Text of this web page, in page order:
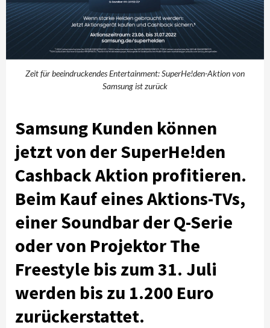
Zeit für beeindruckendes Entertainment: SuperHe!den-Aktion von
Samsung ist zurück
Samsung Kunden können
jetzt von der SuperHe!den
Cashback Aktion profitieren.
Beim Kauf eines Aktions-TVs,
einer Soundbar der Q-Serie
oder von Projektor The
Freestyle bis zum 31. Juli
werden bis zu 1.200 Euro
zurückerstattet.